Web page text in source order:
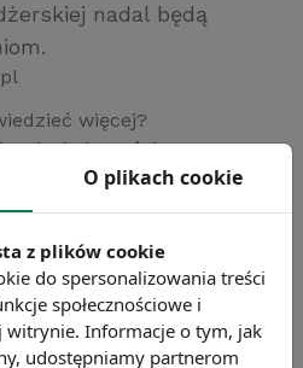
nadal będą
więcej?
wiadomości
O plikach cookie
z plików cookie
do spersonalizowania treści
społecznościowe i
witrynie. Informacje o tym, jak
udostępniamy partnerom